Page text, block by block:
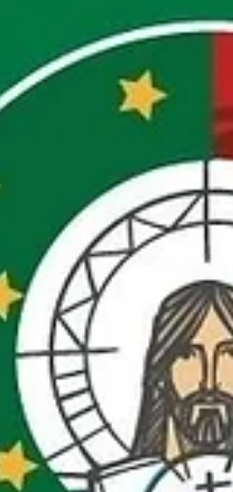
jóvenes de 6to de primaria a